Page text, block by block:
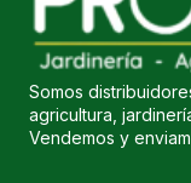
Somos
agricultura,
Vendemos y